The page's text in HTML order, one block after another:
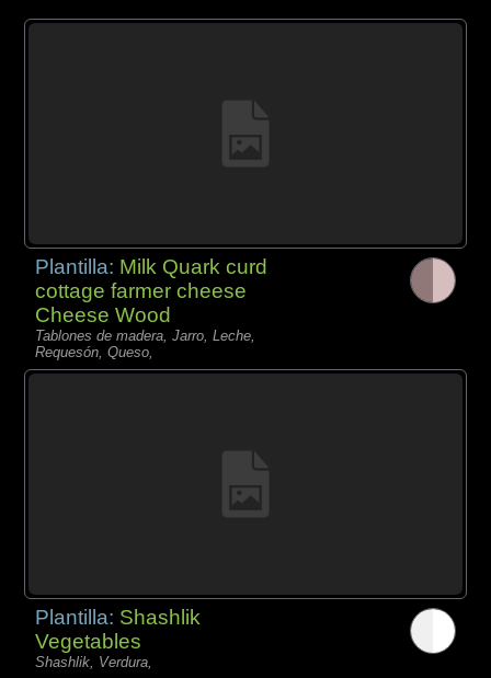
Plantilla: Milk Quark curd
cottage farmer cheese
Cheese Wood
Tablones de madera, Jarro, Leche,
Requesón, Queso,
Plantilla: Shashlik
Vegetables
Shashlik, Verdura,